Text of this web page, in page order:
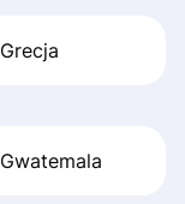
Grecja
Gwatemala